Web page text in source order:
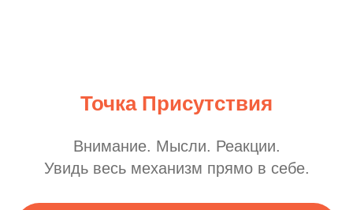
Точка Присутствия
Внимание. Мысли. Реакции.
Увидь весь механизм прямо в себе.